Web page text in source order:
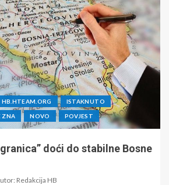
HB.HTEAM.ORG ISTAKNUTO
ZNA NOVO POVJEST
doći do stabilne Bosne
Redakcija HB